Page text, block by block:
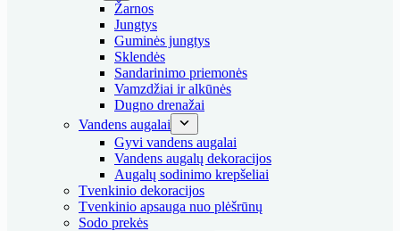
Žarnos
Jungtys
Guminės jungtys
Sklendės
Sandarinimo priemonės
Vamzdžiai ir alkūnės
Dugno drenažai
Vandens augalai
Gyvi vandens augalai
Vandens augalų dekoracijos
Augalų sodinimo krepšeliai
Tvenkinio dekoracijos
Tvenkinio apsauga nuo plėšrūnų
Sodo prekės